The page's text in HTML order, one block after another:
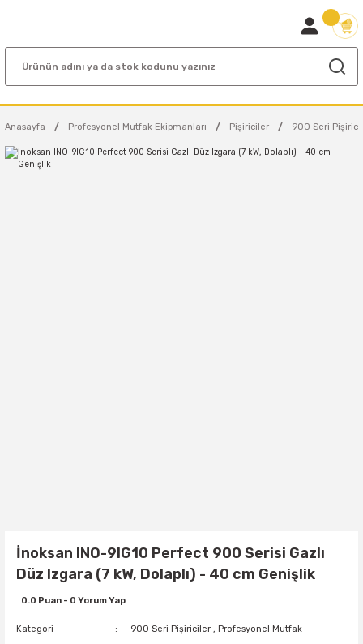
Anasayfa Profesyonel Mutfak Ekipmanları Pişiriciler 900 Seri
İnoksan INO-9IG10 Perfect 900 Serisi Gazlı
Düz Izgara (7 kW, Dolaplı) - 40 cm Genişlik
0.0 Puan - 0 Yorum Yap
Kategori 900 Seri Pişiriciler , Profesyonel Mutfak